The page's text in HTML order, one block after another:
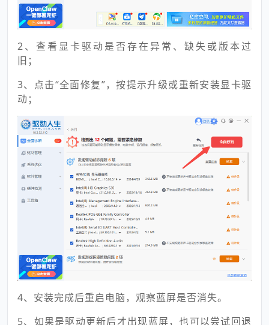
2、查看显卡驱动是否存在异常、缺失或版本过
旧；
3、点击“全面修复”，按提示升级或重新安装显卡驱
动；
4、安装完成后重启电脑，观察蓝屏是否消失。
5、如果是驱动更新后才出现蓝屏，也可以尝试回退